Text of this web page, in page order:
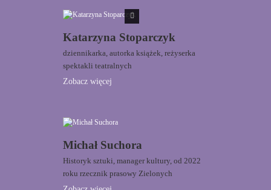
Katarzyna Stoparczyk
dziennikarka, autorka książek, reżyserka
spektakli teatralnych
Zobacz więcej
Michał Suchora
Historyk sztuki, manager kultury, od 2022
roku rzecznik prasowy Zielonych